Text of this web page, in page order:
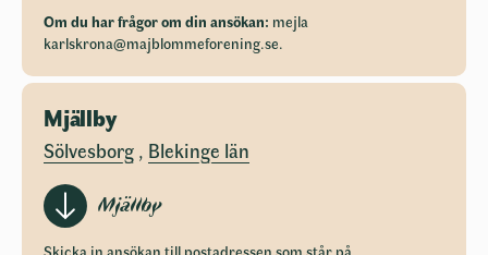
Om du har frågor om din ansökan: mejla
karlskrona@majblommeforening.se.
Mjällby
Sölvesborg , Blekinge län
Mjällby